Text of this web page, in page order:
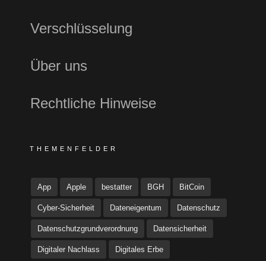
Verschlüsselung
Über uns
Rechtliche Hinweise
THEMENFELDER
App Apple bestatter BGH BitCoin
Cyber-Sicherheit Dateneigentum Datenschutz
Datenschutzgrundverordnung Datensicherheit
Digitaler Nachlass Digitales Erbe